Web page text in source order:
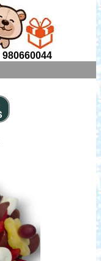
980660044